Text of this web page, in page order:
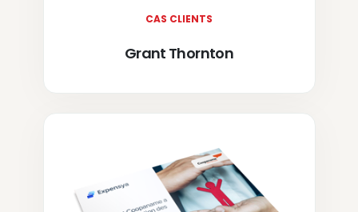
CAS CLIENTS
Grant Thornton